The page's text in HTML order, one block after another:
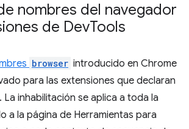
nombres del navegador
de DevTools
browser introducido en Chrome
para las extensiones que declaran
. La inhabilitación se aplica a toda la
a la página de Herramientas para